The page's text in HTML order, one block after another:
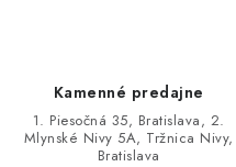
Kamenné predajne
1. Piesočná 35, Bratislava, 2.
Mlynské Nivy 5A, Tržnica Nivy,
Bratislava